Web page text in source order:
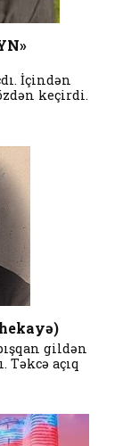
İçindən
keçirdi.
gildən
Təkcə açıq